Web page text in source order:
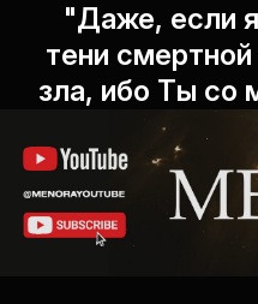
"Даже, если
тени
зла, ибо Ты со